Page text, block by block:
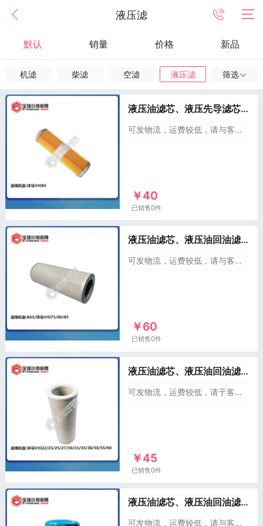
液压滤
默认 销量 价格 新品
机滤 柴滤 空滤 液压滤 筛选
液压油滤芯、液压先导滤芯XL172B11-73760，适用于洋马85
可发物流，运费较低，请与客服联系！产品分类：滤芯 --液压滤芯--先导滤产品名称：洋马85液压先导滤产品件号：XL172B11-73760适用机型：洋马VIO8
￥40
已销售0件
液压油滤芯、液压油回油滤芯XL172B11-73710，适用于洋马65/75/80/85
可发物流，运费较低，请与客服联系！产品件号：XL172B11-73710适用机型：洋马B65、VIO75/80/85适用发动机型号：4TNV98-ZWBV2类别
￥60
已销售0件
液压油滤芯、液压油回油滤芯XL172175-73710，适用于洋马22/23/25/27/30/33/35/38/50/55/60
可发物流，运费较低，请于客服联系产品名称：洋马液压滤芯回油滤产品件号：XL172175-73710适用机型：洋马VIO22/23/25/27/30/33/35/
￥45
已销售0件
液压油滤芯、液压油回油滤芯XL172A64-73780，适用于洋马17
可发物流，运费较低，请与客服联系！产品分类：滤芯--液压滤芯-回油滤产品名称：洋马液压回油滤芯产品件号：XL172A64-73780适用机型：洋马VIO17适用